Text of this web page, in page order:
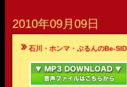
2010年09月09日
石川・ホンマ・ぶるんのBe-